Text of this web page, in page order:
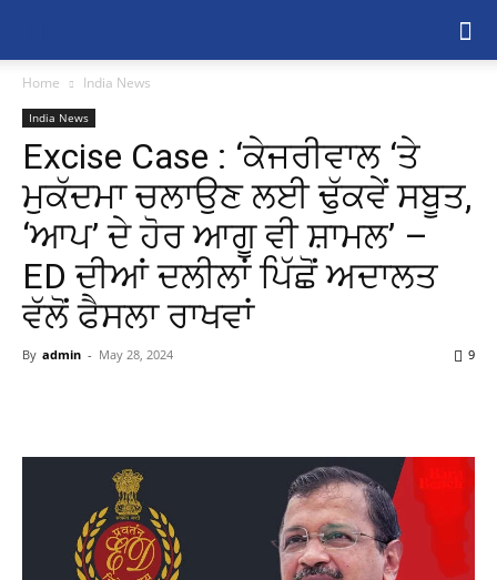
Home India News
India News
Excise Case : ‘ਕੇਜਰੀਵਾਲ ‘ਤੇ
ਮੁਕੱਦਮਾ ਚਲਾਉਣ ਲਈ ਢੁੱਕਵੇਂ ਸਬੂਤ,
‘ਆਪ’ ਦੇ ਹੋਰ ਆਗੂ ਵੀ ਸ਼ਾਮਲ’ –
ED ਦੀਆਂ ਦਲੀਲਾਂ ਪਿੱਛੋਂ ਅਦਾਲਤ
ਵੱਲੋਂ ਫੈਸਲਾ ਰਾਖਵਾਂ
By admin - May 28, 2024 9